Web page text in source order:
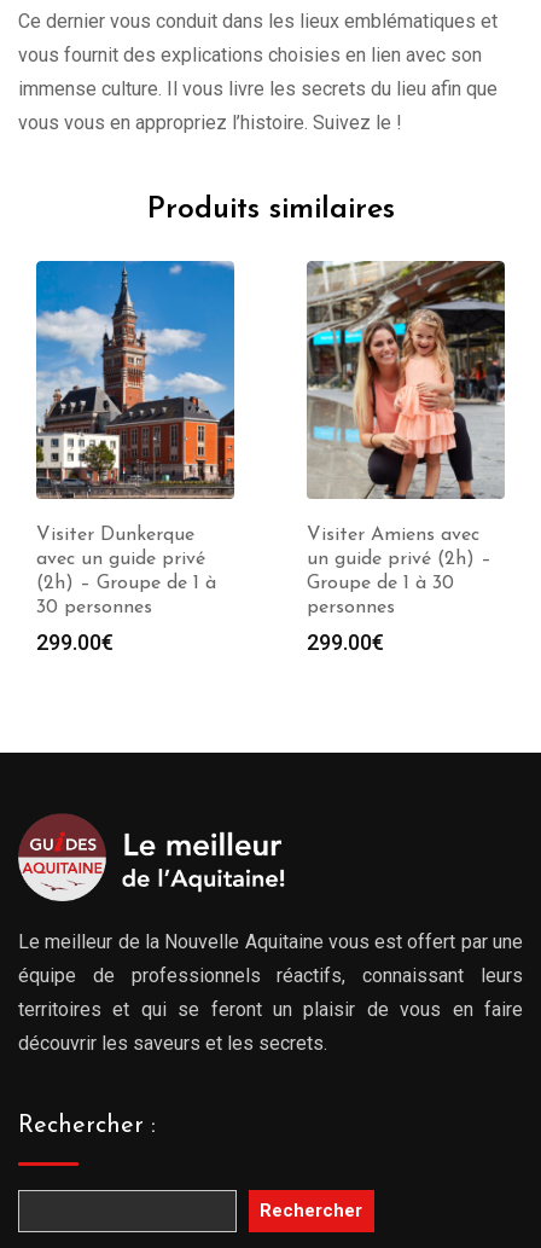
Ce dernier vous conduit dans les lieux emblématiques et
vous fournit des explications choisies en lien avec son
immense culture. Il vous livre les secrets du lieu afin que
vous vous en appropriez l’histoire. Suivez le !
Produits similaires
Visiter Amiens avec
un guide privé (2h) –
Groupe de 1 à 30
personnes
299.00€
Visiter Cambrai avec
un guide privé (2h) –
Groupe de 1 à 30
personnes
299.00€
Le meilleur de la Nouvelle Aquitaine vous est offert par une
équipe de professionnels réactifs, connaissant leurs
territoires et qui se feront un plaisir de vous en faire
découvrir les saveurs et les secrets.
Rechercher :
Rechercher